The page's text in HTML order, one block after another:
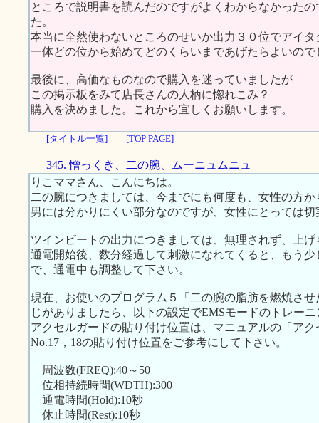
ところで説明書を読んだのですがよくわからなかった
た。
本当に全然使わないところのせいか出力３０位でアイ
一体どの位から始めてどのくらいまであげたらよいので
最後に、高価なものなので購入を迷っていましたが
この掲示板をみて店長さんの人柄に惚れこみ？
購入を決めました。これから宜しくお願いします。
[タイトル一覧] [TOP PAGE]
345. 憎っくき、二の腕、ムーニュムニュ
りこママさん、こんにちは。
二の腕につきましては、今までにも何度も、女性の方
男には分かりにくい部分なのですが、女性にとっては
ツインビートの出力につきましては、無理されず、上
通電開始後、数分経過して刺激になれてくると、もう
で、通電中も調整して下さい。
現在、お使いのプログラム５「二の腕の脂肪を燃焼さ
じがありましたら、以下の設定でEMSモードのトレー
アクセルガードの貼り付け位置は、マニュアルの「ア
No.17，18の貼り付け位置をご参考にして下さい。
周波数(FREQ):40～50
位相持続時間(WDTH):300
通電時間(Hold):10秒
休止時間(Rest):10秒